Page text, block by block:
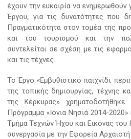
έχουν την ευκαιρία να ενημερωθούν
Έργου, για τις δυνατότητες που
Πραγματικότητα στον τομέα της
και του τουρισμού και την
συντελείται σε σχέση με τις
και τις τέχνες.
To Έργο «Εμβυθιστικό παιχνίδι
της τοπικής δημιουργίας, τέχνης
της Κέρκυρας» χρηματοδοτήθηκε
Πρόγραμμα «Ιόνια Νησιά 2014-
Τμήμα Τεχνών Ήχου και Εικόνας του
συνεργασία με την Εφορεία